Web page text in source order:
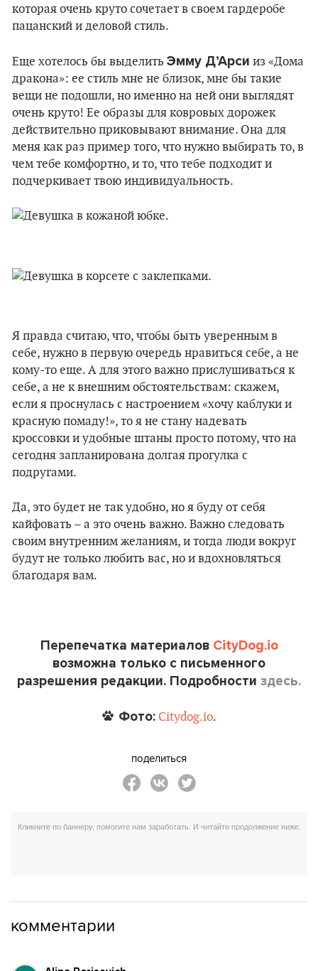
которая очень круто сочетает в своем гардеробе
пацанский и деловой стиль.
Еще хотелось бы выделить Эмму Д’Арси из «Дома
дракона»: ее стиль мне не близок, мне бы такие
вещи не подошли, но именно на ней они выглядят
очень круто! Ее образы для ковровых дорожек
действительно приковывают внимание. Она для
меня как раз пример того, что нужно выбирать то, в
чем тебе комфортно, и то, что тебе подходит и
подчеркивает твою индивидуальность.
Я правда считаю, что, чтобы быть уверенным в
себе, нужно в первую очередь нравиться себе, а не
кому-то еще. А для этого важно прислушиваться к
себе, а не к внешним обстоятельствам: скажем,
если я проснулась с настроением «хочу каблуки и
красную помаду!», то я не стану надевать
кроссовки и удобные штаны просто потому, что на
сегодня запланирована долгая прогулка с
подругами.
Да, это будет не так удобно, но я буду от себя
кайфовать – а это очень важно. Важно следовать
своим внутренним желаниям, и тогда люди вокруг
будут не только любить вас, но и вдохновляться
благодаря вам.
Перепечатка материалов CityDog.io
возможна только с письменного
разрешения редакции. Подробности здесь.
Фото: Citydog.io.
поделиться
комментарии